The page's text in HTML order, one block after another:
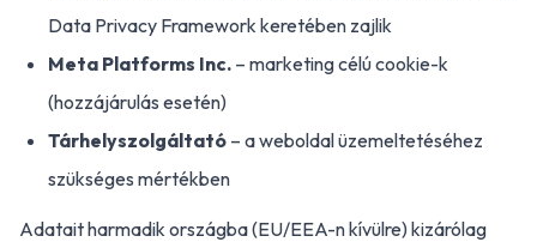
Data Privacy Framework keretében zajlik
Meta Platforms Inc. – marketing célú cookie-k
(hozzájárulás esetén)
Tárhelyszolgáltató – a weboldal üzemeltetéséhez
szükséges mértékben
Adatait harmadik országba (EU/EEA-n kívülre) kizárólag